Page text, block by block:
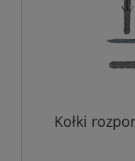
Kołki